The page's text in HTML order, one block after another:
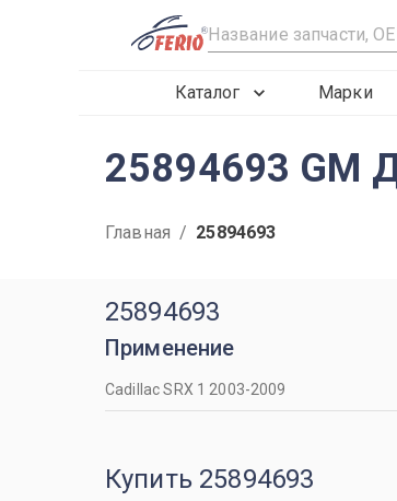
R
Каталог Марки
25894693 GM
Главная / 25894693
25894693
Применение
Cadillac SRX 1 2003-2009
Купить 25894693